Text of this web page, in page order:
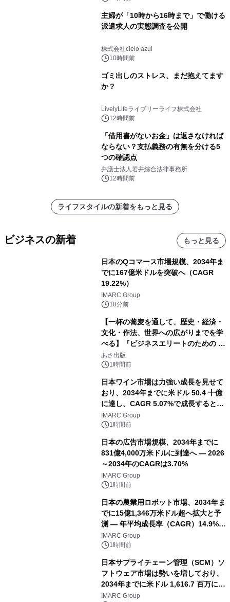
主婦が「10時から16時まで」で働ける
派遣求人の実態調査を公開
株式会社cielo azul
10時間前
ゴミ出しのストレス、まだ抱えてます
か？
LivelyLifeライブリーライフ株式会社
12時間前
「借用書がないお金」は返さなければ
ならない？支払義務の有無を分ける5
つの確認点
弁護士法人若井綜合法律事務所
12時間前
ライフスタイルの新着をもっと見る
ビジネスの新着 もっと見る
日本のQコマース市場規模、2034年ま
でに167億米ドルを突破へ（CAGR
19.22%）
IMARC Group
18分前
【一杯の蕎麦を通して、歴史・経済・
文化・作法、世界への広がりまでを学
べる】『ビジネスエリートのための 教
養としての蕎麦』2026年8月25日
（火）発売
あさ出版
1時間前
日本ワイン市場は力強い成長を見せて
おり、2034年までに米ドル 50.4 十億
に達し、CAGR 5.07%で成長すると予
測IMARC Group
1時間前
日本の広告市場規模、2034年までに
831億4,000万米ドルに到達へ ― 2026
～2034年のCAGRは3.70%
IMARC Group
1時間前
日本の農業用ロボット市場、2034年ま
でに15億1,346万米ドル超へ拡大と予
測 ― 年平均成長率（CAGR）14.9%を
記録
IMARC Group
1時間前
日本サプライチェーン管理（SCM）ソ
フトウェア市場は勢いを増しており、
2034年までに米ドル 1,616.7 百万に達
し、CAGR 3.42%で成長すると予測
IMARC Group